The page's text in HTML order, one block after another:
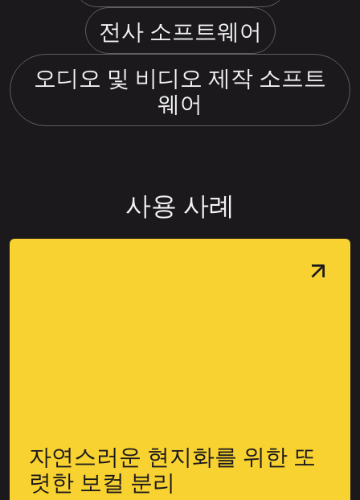
전사 소프트웨어
오디오 및 비디오 제작 소프트
웨어
사용 사례
자연스러운 현지화를 위한 또
렷한 보컬 분리